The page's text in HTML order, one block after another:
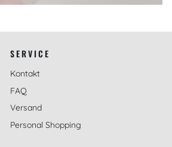
SERVICE
Kontakt
FAQ
Versand
Personal Shopping